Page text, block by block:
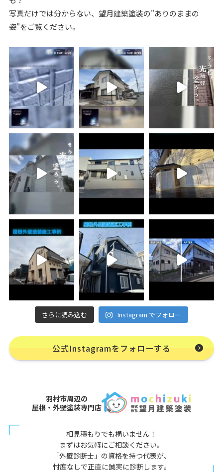
写真だけでは分からない、望月建築塗装の"ありのままの
姿"をご覧ください。
さらに読み込む Instagram でフォロー
公式Instagramをフォローする
羽村市周辺の
屋根・外壁塗装専門店
相見積もりでも構いません！
まずはお気軽にご相談ください。
「外壁診断士」の資格を持つ代表が、
忖度なしで正直に誠実に診断します。